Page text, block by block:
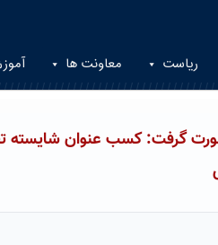
ریاست معاونت ها
گرفت: کسب عنوان شایسته